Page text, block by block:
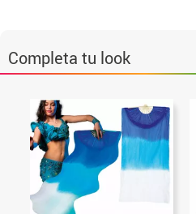
Completa tu look